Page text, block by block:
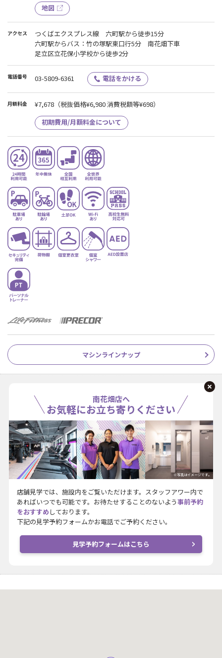
地図
アクセス
つくばエクスプレス線 六町駅から徒歩15分
六町駅からバス：竹の塚駅東口行5分 南花畑下車
足立区立花保小学校から徒歩2分
電話番号 03-5809-6361 電話をかける
月額料金 ¥7,678 （税抜価格¥6,980 消費税額等¥698）
初期費用/月額料金について
マシンラインナップ
南花畑店へ
お気軽にお立ち寄りください
※写真はイメージです。
店舗見学では、施設内をご覧いただけます。スタッフアワー内で
あればいつでも可能です。お待たせすることのないよう事前予約
をおすすめ しております。
下記の見学予約フォームかお電話でご予約ください。
見学予約フォームはこちら